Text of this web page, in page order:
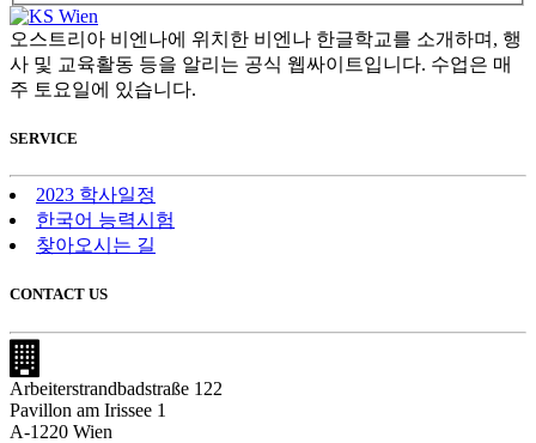
오스트리아 비엔나에 위치한 비엔나 한글학교를 소개하며, 행
사 및 교육활동 등을 알리는 공식 웹싸이트입니다. 수업은 매
주 토요일에 있습니다.
SERVICE
2023 학사일정
한국어 능력시험
찾아오시는 길
CONTACT US
Arbeiterstrandbadstraße 122
Pavillon am Irissee 1
A-1220 Wien